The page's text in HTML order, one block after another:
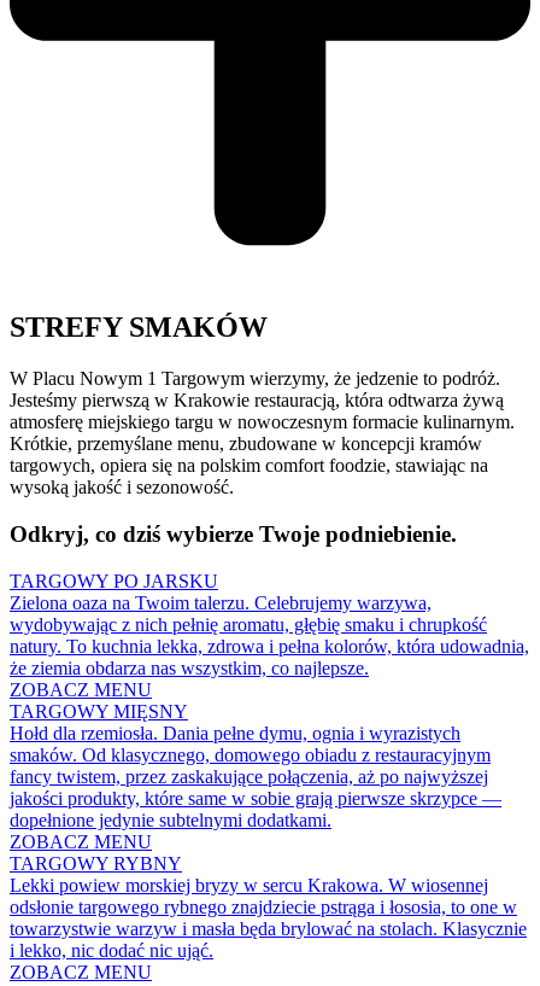
STREFY SMAKÓW
W Placu Nowym 1 Targowym wierzymy, że jedzenie to podróż.
Jesteśmy pierwszą w Krakowie restauracją, która odtwarza żywą
atmosferę miejskiego targu w nowoczesnym formacie kulinarnym.
Krótkie, przemyślane menu, zbudowane w koncepcji kramów
targowych, opiera się na polskim comfort foodzie, stawiając na
wysoką jakość i sezonowość.
Odkryj, co dziś wybierze Twoje podniebienie.
TARGOWY PO JARSKU
Zielona oaza na Twoim talerzu. Celebrujemy warzywa,
wydobywając z nich pełnię aromatu, głębię smaku i chrupkość
natury. To kuchnia lekka, zdrowa i pełna kolorów, która udowadnia,
że ziemia obdarza nas wszystkim, co najlepsze.
ZOBACZ MENU
TARGOWY MIĘSNY
Hołd dla rzemiosła. Dania pełne dymu, ognia i wyrazistych
smaków. Od klasycznego, domowego obiadu z restauracyjnym
fancy twistem, przez zaskakujące połączenia, aż po najwyższej
jakości produkty, które same w sobie grają pierwsze skrzypce —
dopełnione jedynie subtelnymi dodatkami.
ZOBACZ MENU
TARGOWY RYBNY
Lekki powiew morskiej bryzy w sercu Krakowa. W wiosennej
odsłonie targowego rybnego znajdziecie pstrąga i łososia, to one w
towarzystwie warzyw i masła będa brylować na stolach. Klasycznie
i lekko, nic dodać nic ująć.
ZOBACZ MENU